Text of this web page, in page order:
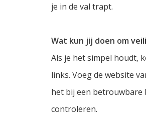
je in de val trapt.
Wat kun jij doen om
Als je het simpel houdt,
links. Voeg de website
het bij een betrouwbare
controleren.